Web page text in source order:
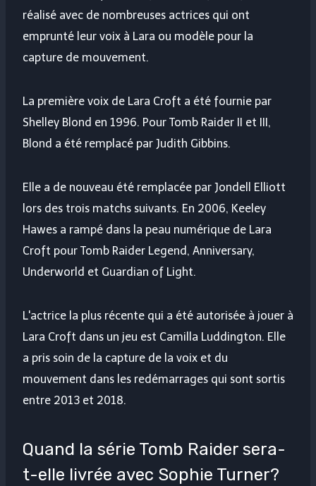
réalisé avec de nombreuses actrices qui ont
emprunté leur voix à Lara ou modèle pour la
capture de mouvement.
La première voix de Lara Croft a été fournie par
Shelley Blond en 1996. Pour Tomb Raider II et III,
Blond a été remplacé par Judith Gibbins.
Elle a de nouveau été remplacée par Jondell Elliott
lors des trois matchs suivants. En 2006, Keeley
Hawes a rampé dans la peau numérique de Lara
Croft pour Tomb Raider Legend, Anniversary,
Underworld et Guardian of Light.
L'actrice la plus récente qui a été autorisée à jouer à
Lara Croft dans un jeu est Camilla Luddington. Elle
a pris soin de la capture de la voix et du
mouvement dans les redémarrages qui sont sortis
entre 2013 et 2018.
Quand la série Tomb Raider sera-
t-elle livrée avec Sophie Turner?